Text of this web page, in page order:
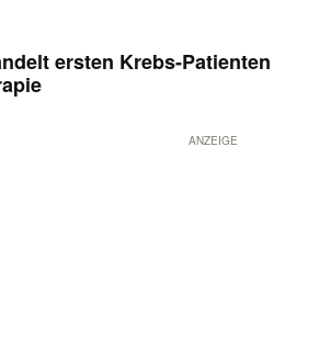
ersten Krebs-Patienten
ANZEIGE